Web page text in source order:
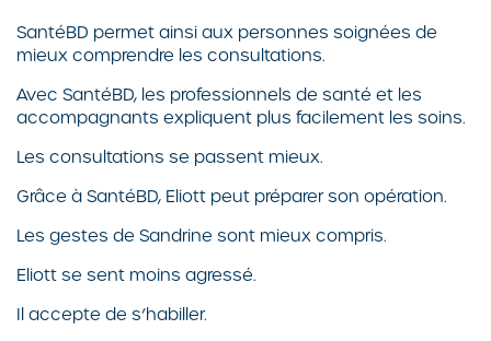
SantéBD permet ainsi aux personnes soignées de
mieux comprendre les consultations.
Avec SantéBD, les professionnels de santé et les
accompagnants expliquent plus facilement les soins.
Les consultations se passent mieux.
Grâce à SantéBD, Eliott peut préparer son opération.
Les gestes de Sandrine sont mieux compris.
Eliott se sent moins agressé.
Il accepte de s’habiller.